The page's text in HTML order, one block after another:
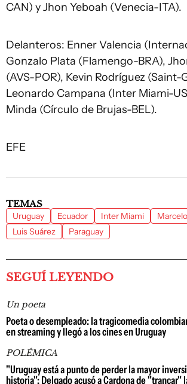
CAN) y Jhon Yeboah (Venecia-ITA).
Delanteros: Enner Valencia
Gonzalo Plata (Flamengo-BRA),
(AVS-POR), Kevin Rodríguez (Saint-
Leonardo Campana (Inter Miami-
Minda (Círculo de Brujas-BEL).
EFE
TEMAS
Uruguay Ecuador Inter Miami
Luis Suárez
Paraguay
SEGUÍ LEYENDO
Un poeta
Poeta o desempleado: la tragicomedia
en streaming y llegó a los cines en Uruguay
POLÉMICA
"Uruguay está a punto de perder la mayor
historia": Delgado acusó a Cardona de "trancar"